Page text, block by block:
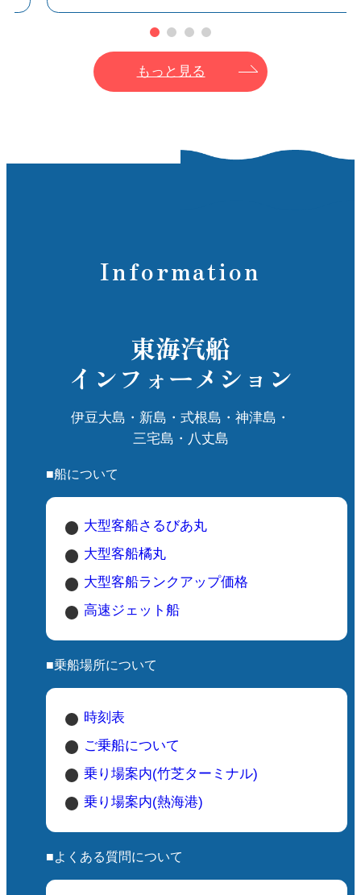
もっと見る
Information
東海汽船
インフォーメション
伊豆大島・新島・式根島・神津島・
三宅島・八丈島
■船について
大型客船さるびあ丸
大型客船橘丸
大型客船ランクアップ価格
高速ジェット船
■乗船場所について
時刻表
ご乗船について
乗り場案内(竹芝ターミナル)
乗り場案内(熱海港)
■よくある質問について